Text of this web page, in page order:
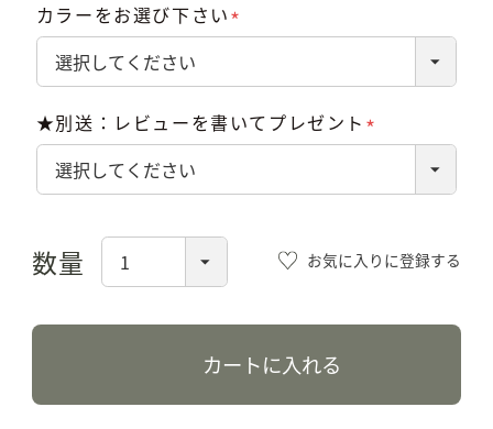
カラーをお選び下さい
★別送：レビューを書いてプレゼント
お気に入りに登録する
カートに入れる